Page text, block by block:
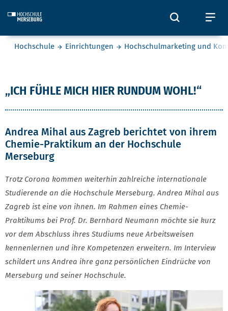
Öffnet
Sie befinden sich hier:
Hochschule Einrichtungen Hochschulmarketing und
„ICH FÜHLE MICH HIER RUNDUM WOHL!“
Andrea Mihal aus Zagreb berichtet von ihrem
Chemie-Praktikum an der Hochschule
Merseburg
Trotz Corona kommen weiterhin zahlreiche internationale
Studierende an die Hochschule Merseburg. Andrea Mihal aus
Zagreb ist eine von ihnen. Im Rahmen eines Chemie-
Praktikums bei Prof. Dr. Bernhard Neumann möchte sie kurz
vor dem Abschluss ihres Studiums neue Arbeitsweisen
kennenlernen und ihre Kompetenzen erweitern. Im Interview
schildert uns Andrea ihre ganz persönlichen Eindrücke von
Merseburg und seiner Hochschule.